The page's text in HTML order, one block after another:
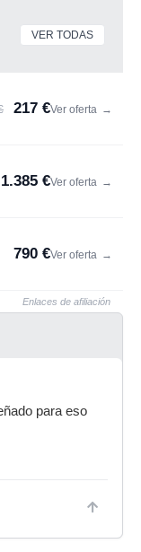
VER TODAS
217 €Ver oferta →
1.385 €Ver oferta →
790 €Ver oferta →
Enlaces de afiliación
para eso